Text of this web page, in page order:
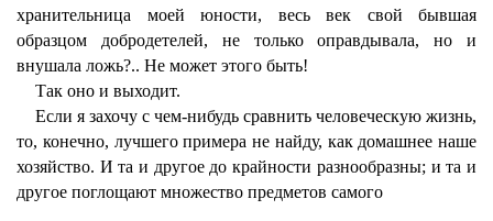
хранительница моей юности, весь век свой бывшая
образцом добродетелей, не только оправдывала, но и
внушала ложь?.. Не может этого быть!
Так оно и выходит.
Если я захочу с чем-нибудь сравнить человеческую жизнь,
то, конечно, лучшего примера не найду, как домашнее наше
хозяйство. И та и другое до крайности разнообразны; и та и
другое поглощают множество предметов самого